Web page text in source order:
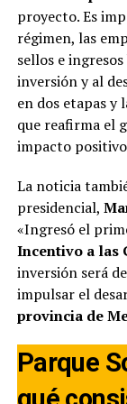
proyecto. Es
régimen, las
sellos e
inversión y al
en dos etapas y
que reafirma el
impacto
La noticia
presidencial,
«Ingresó el
Incentivo a las
inversión será
impulsar el
provincia de
Parque